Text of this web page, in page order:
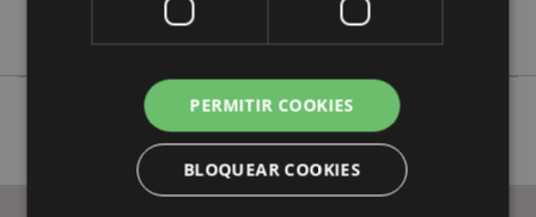
Asterix & Obelix
PERMITIR COOKIES
BLOQUEAR COOKIES